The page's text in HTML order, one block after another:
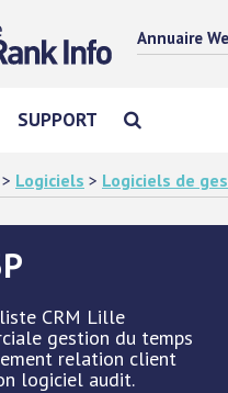
Annuaire
SUPPORT
> Logiciels > Logiciels de
CRM Lille
gestion du temps
relation client
logiciel audit.